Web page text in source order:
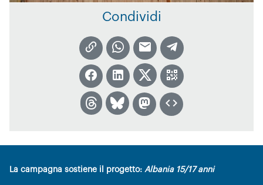
Condividi
La campagna sostiene il progetto: Albania 15/17 anni